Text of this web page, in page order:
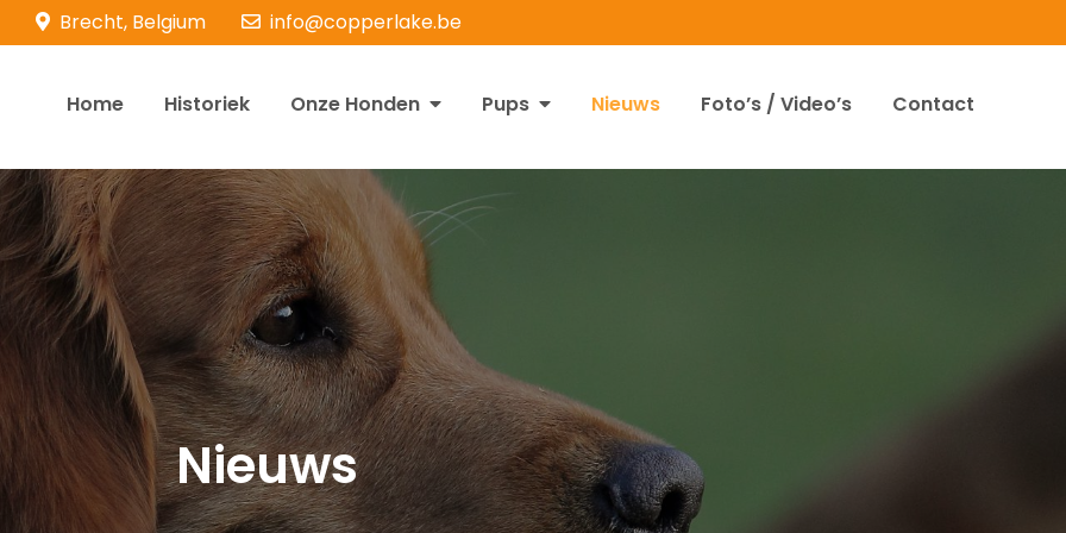
Brecht, Belgium info@copperlake.be
Retrievers
Home Historiek Onze Honden Pups Nieuws Foto’s / Video’s Contact
Nieuws